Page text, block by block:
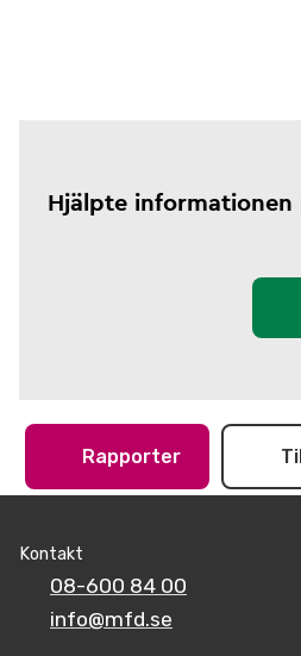
Hjälpte informationen
Rapporter
Kontakt
08-600 84 00
info@mfd.se